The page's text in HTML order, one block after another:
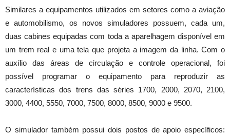
Similares a equipamentos utilizados em setores como a aviação
e automobilismo, os novos simuladores possuem, cada um,
duas cabines equipadas com toda a aparelhagem disponível em
um trem real e uma tela que projeta a imagem da linha. Com o
auxílio das áreas de circulação e controle operacional, foi
possível programar o equipamento para reproduzir as
características dos trens das séries 1700, 2000, 2070, 2100,
3000, 4400, 5550, 7000, 7500, 8000, 8500, 9000 e 9500.
O simulador também possui dois postos de apoio específicos: